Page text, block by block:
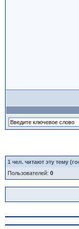
1 чел. читают эту тему
Пользователей: 0